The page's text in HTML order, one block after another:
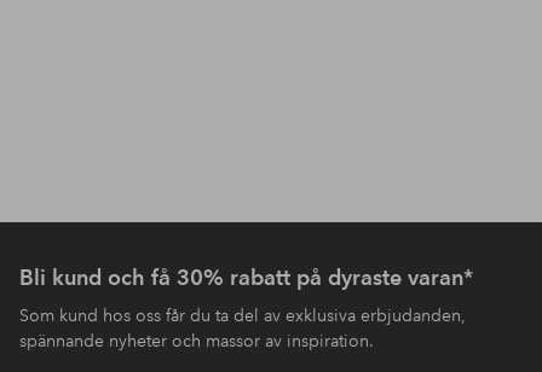
Bli kund och få 30% rabatt på dyraste varan*
Som kund hos oss får du ta del av exklusiva erbjudanden,
spännande nyheter och massor av inspiration.